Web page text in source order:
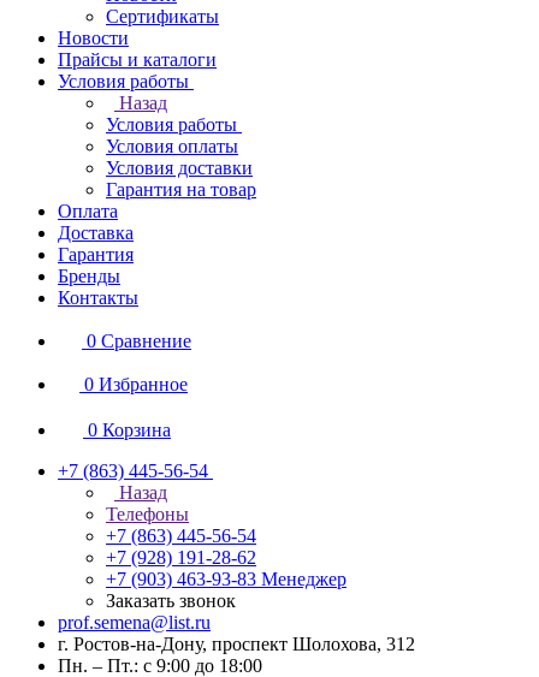
Сертификаты
Новости
Прайсы и каталоги
Условия работы
Назад
Условия работы
Условия оплаты
Условия доставки
Гарантия на товар
Оплата
Доставка
Гарантия
Бренды
Контакты
0 Сравнение
0 Избранное
0 Корзина
+7 (863) 445-56-54
Назад
Телефоны
+7 (863) 445-56-54
+7 (928) 191-28-62
+7 (903) 463-93-83 Менеджер
Заказать звонок
prof.semena@list.ru
г. Ростов-на-Дону, проспект Шолохова, 312
Пн. – Пт.: с 9:00 до 18:00